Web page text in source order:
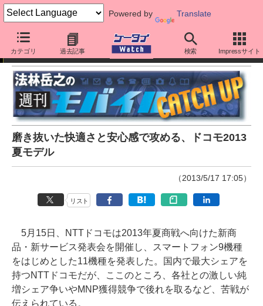
Powered by Translate
カテゴリ 過去記事 検索 Impressサイト
法林岳之の「週刊モバイルCATCH UP」
磨き抜いた快適さと安心感で攻める、ドコモ2013
夏モデル
（2013/5/17 17:05）
リスト
5月15日、NTTドコモは2013年夏商戦へ向けた新商
品・新サービス発表会を開催し、スマートフォン9機種
をはじめとした11機種を発表した。国内で最大シェアを
持つNTTドコモだが、ここのところ、各社との激しい純
増シェア争いやMNP獲得競争で後れを取るなど、苦戦が
伝えられている。